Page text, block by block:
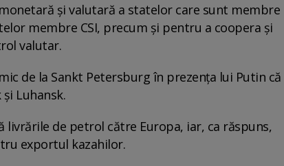
și valutară a statelor care sunt membre
membre CSI, precum și pentru a coopera și
valutar.
de la Sankt Petersburg în prezența lui Putin că
Luhansk.
livrările de petrol către Europa, iar, ca răspuns,
exportul kazahilor.